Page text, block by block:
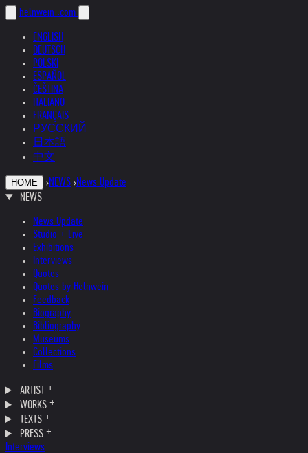
helnwein .com
ENGLISH
DEUTSCH
POLSKI
ESPAÑOL
ČEŠTINA
ITALIANO
FRANÇAIS
РУССКИЙ
日本語
中文
HOME ›NEWS ›News Update
NEWS
News Update
Studio + Live
Exhibitions
Interviews
Quotes
Quotes by Helnwein
Feedback
Biography
Bibliography
Museums
Collections
Films
ARTIST
WORKS
TEXTS
PRESS
Interviews